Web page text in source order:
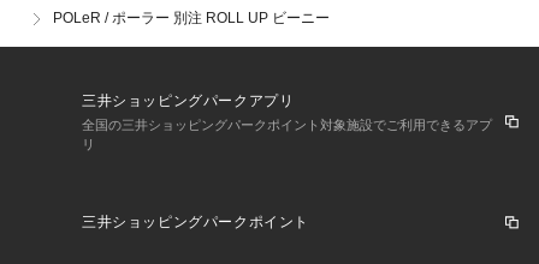
【画像についてのご注意】
ります。
またパソコン・スマートフォンなどの環境により、若干製品と
画像のカラーが異なる場合もございます。
POLeR / ポーラー 別注 ROLL UP ビーニー
三井ショッピングパークアプリ
全国の三井ショッピングパークポイント対象施設でご利用できるアプ
リ
三井ショッピングパークポイント